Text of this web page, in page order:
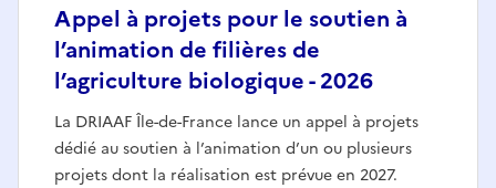
Appel à projets pour le soutien à
l’animation de filières de
l’agriculture biologique - 2026
La DRIAAF Île-de-France lance un appel à projets
dédié au soutien à l’animation d’un ou plusieurs
projets dont la réalisation est prévue en 2027.